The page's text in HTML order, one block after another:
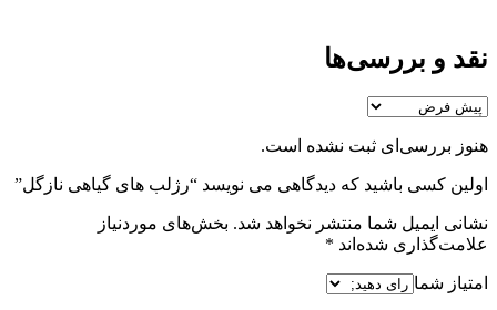
نقد و بررسی‌ها
هنوز بررسی‌ای ثبت نشده است.
اولین کسی باشید که دیدگاهی می نویسد “رژلب های گیاهی نازگل”
نشانی ایمیل شما منتشر نخواهد شد. بخش‌های موردنیاز
علامت‌گذاری شده‌اند *
امتیاز شما